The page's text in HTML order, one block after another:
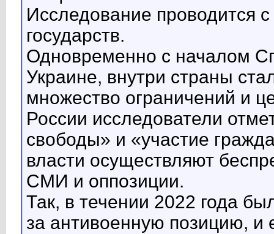
Исследование проводится
государств.
Одновременно с началом
Украине, внутри страны
множество ограничений и
России исследователи
свободы» и «участие
власти осуществляют
СМИ и оппозиции.
Так, в течении 2022 года
за антивоенную позицию,